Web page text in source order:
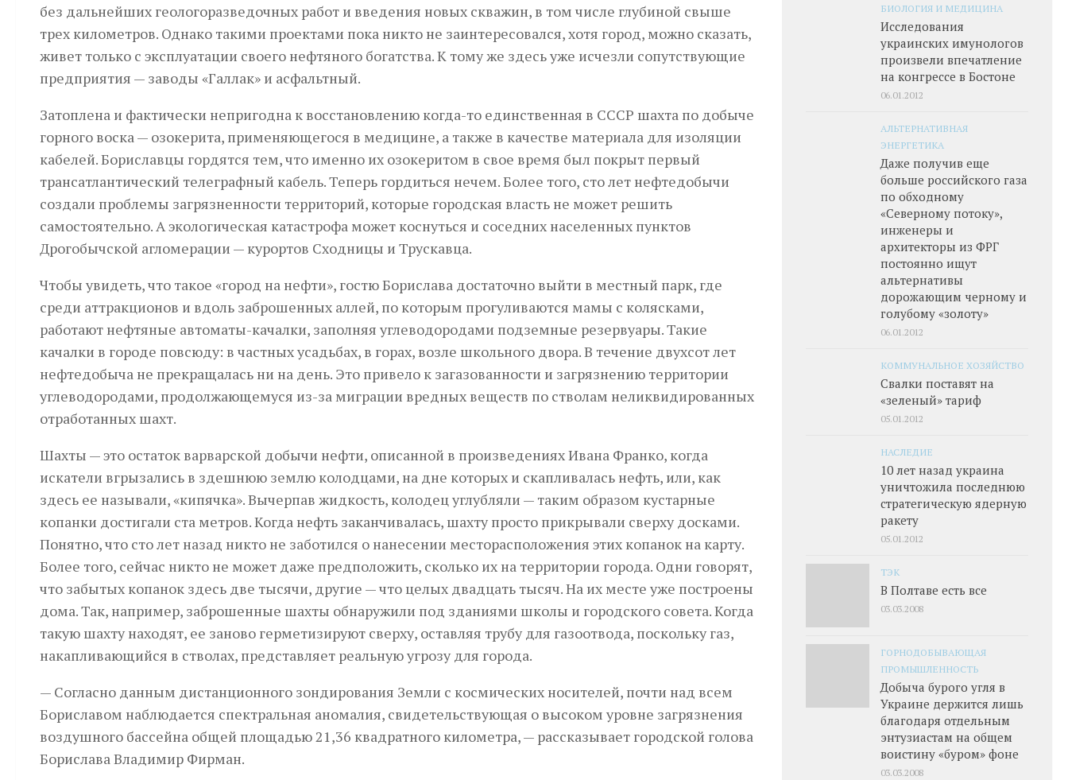
без дальнейших геологоразведочных работ и введения новых скважин, в том числе глубиной свыше
трех километров. Однако такими проектами пока никто не заинтересовался, хотя город, можно сказать,
живет только с эксплуатации своего нефтяного богатства. К тому же здесь уже исчезли сопутствующие
предприятия — заводы «Галлак» и асфальтный.
Затоплена и фактически непригодна к восстановлению когда-то единственная в СССР шахта по добыче
горного воска — озокерита, применяющегося в медицине, а также в качестве материала для изоляции
кабелей. Бориславцы гордятся тем, что именно их озокеритом в свое время был покрыт первый
трансатлантический телеграфный кабель. Теперь гордиться нечем. Более того, сто лет нефтедобычи
создали проблемы загрязненности территорий, которые городская власть не может решить
самостоятельно. А экологическая катастрофа может коснуться и соседних населенных пунктов
Дрогобычской агломерации — курортов Сходницы и Трускавца.
Чтобы увидеть, что такое «город на нефти», гостю Борислава достаточно выйти в местный парк, где
среди аттракционов и вдоль заброшенных аллей, по которым прогуливаются мамы с колясками,
работают нефтяные автоматы-качалки, заполняя углеводородами подземные резервуары. Такие
качалки в городе повсюду: в частных усадьбах, в горах, возле школьного двора. В течение двухсот лет
нефтедобыча не прекращалась ни на день. Это привело к загазованности и загрязнению территории
углеводородами, продолжающемуся из-за миграции вредных веществ по стволам неликвидированных
отработанных шахт.
Шахты — это остаток варварской добычи нефти, описанной в произведениях Ивана Франко, когда
искатели вгрызались в здешнюю землю колодцами, на дне которых и скапливалась нефть, или, как
здесь ее называли, «кипячка». Вычерпав жидкость, колодец углубляли — таким образом кустарные
копанки достигали ста метров. Когда нефть заканчивалась, шахту просто прикрывали сверху досками.
Понятно, что сто лет назад никто не заботился о нанесении месторасположения этих копанок на карту.
Более того, сейчас никто не может даже предположить, сколько их на территории города. Одни говорят,
что забытых копанок здесь две тысячи, другие — что целых двадцать тысяч. На их месте уже построены
дома. Так, например, заброшенные шахты обнаружили под зданиями школы и городского совета. Когда
такую шахту находят, ее заново герметизируют сверху, оставляя трубу для газоотвода, поскольку газ,
накапливающийся в стволах, представляет реальную угрозу для города.
— Согласно данным дистанционного зондирования Земли с космических носителей, почти над всем
Бориславом наблюдается спектральная аномалия, свидетельствующая о высоком уровне загрязнения
воздушного бассейна общей площадью 21,36 квадратного километра, — рассказывает городской голова
Борислава Владимир Фирман.
БИОЛОГИЯ И МЕДИЦИНА
Исследования
украинских имунологов
произвели впечатление
на конгрессе в Бостоне
06.01.2012
АЛЬТЕРНАТИВНАЯ
ЭНЕРГЕТИКА
Даже получив еще
больше российского газа
по обходному
«Северному потоку»,
инженеры и
архитекторы из ФРГ
постоянно ищут
альтернативы
дорожающим черному и
голубому «золоту»
06.01.2012
КОММУНАЛЬНОЕ ХОЗЯЙСТВО
Свалки поставят на
«зеленый» тариф
05.01.2012
НАСЛЕДИЕ
10 лет назад украина
уничтожила последнюю
стратегическую ядерную
ракету
05.01.2012
ТЭК
В Полтаве есть все
03.03.2008
ГОРНОДОБЫВАЮЩАЯ
ПРОМЫШЛЕННОСТЬ
Добыча бурого угля в
Украине держится лишь
благодаря отдельным
энтузиастам на общем
воистину «буром» фоне
03.03.2008